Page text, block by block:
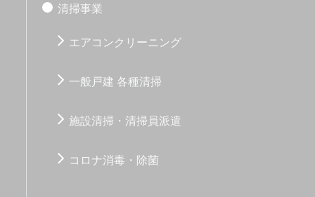
清掃事業
エアコンクリーニング
一般戸建 各種清掃
施設清掃・清掃員派遣
コロナ消毒・除菌